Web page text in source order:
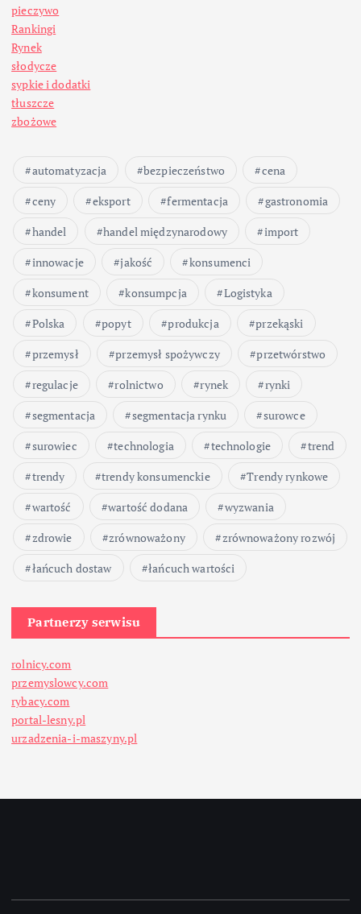
pieczywo
Rankingi
Rynek
słodycze
sypkie i dodatki
tłuszcze
zbożowe
automatyzacja bezpieczeństwo
cena
ceny
eksport fermentacja
gastronomia
handel
handel międzynarodowy
import
innowacje
jakość
konsumenci
konsument
konsumpcja
Logistyka
Polska
popyt produkcja
przekąski
przemysł
przemysł spożywczy
przetwórstwo
regulacje
rolnictwo rynek
rynki
segmentacja
segmentacja rynku
surowce
surowiec
technologia technologie
trend
trendy
trendy konsumenckie
Trendy rynkowe
wartość
wartość dodana
wyzwania
zdrowie
zrównoważony
zrównoważony rozwój
łańcuch dostaw
łańcuch wartości
Partnerzy serwisu
rolnicy.com
przemyslowcy.com
rybacy.com
portal-lesny.pl
urzadzenia-i-maszyny.pl